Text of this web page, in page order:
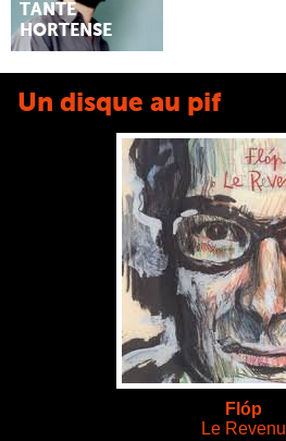
TANTE
HORTENSE
Un disque au pif
Flóp
Le Revenu